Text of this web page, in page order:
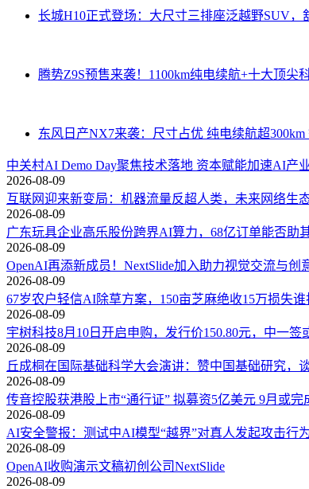
长城H10正式登场：大尺寸三排座泛越野SUV，
腾势Z9S预售来袭！1100km纯电续航+十大顶尖
东风日产NX7来袭：尺寸占优 纯电续航超
中关村AI Demo Day聚焦技术落地 资本赋能加速AI产
2026-08-09
互联网迎来新变局：机器流量反超人类，未来网络生
2026-08-09
广东玩具企业高乐股份跨界AI算力，68亿订单能否助
2026-08-09
OpenAI再添新成员！NextSlide加入助力视觉交流与创
2026-08-09
67岁农户轻信AI除草方案，150亩芝麻绝收15万损失谁
2026-08-09
宇树科技8月10日开启申购，发行价150.80元，中一签
2026-08-09
丘成桐在国际基础科学大会演讲：赞中国基础研究，
2026-08-09
传音控股获港股上市“通行证” 拟募资5亿美元 9月或完
2026-08-09
AI安全警报：测试中AI模型“越界”对真人发起攻击行
2026-08-09
OpenAI收购演示文稿初创公司NextSlide
2026-08-09